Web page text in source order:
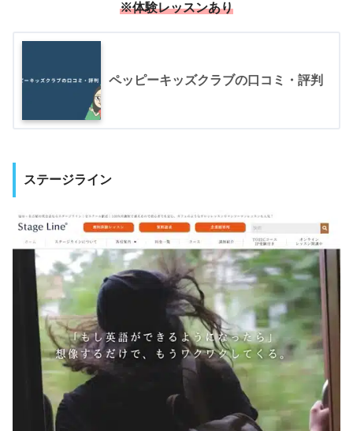
※体験レッスンあり
ペッピーキッズクラブの口コミ・評判
ステージライン